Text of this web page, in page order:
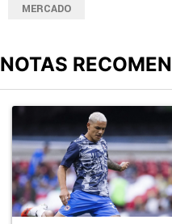
MERCADO
NOTAS
Un artículo de tendencia